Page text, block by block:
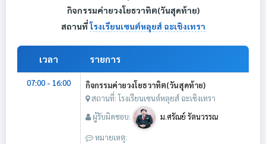
กิจกรรมค่ายวงโยธวาทิต(วันสุดท้าย)
สถานที่โรงเรียนเซนต์หลุยส์ ฉะเชิงเทรา
เวลา รายการ
07:00 - 16:00
กิจกรรมค่ายวงโยธวาทิต(วันสุดท้าย)
สถานที่: โรงเรียนเซนต์หลุยส์ ฉะเชิงเทรา
ผู้รับผิดชอบ:
ม.ศรัณย์ รัตนวรรณ
หมายเหตุ: